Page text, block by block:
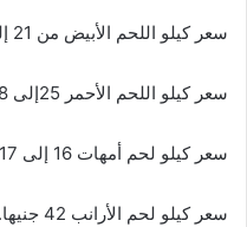
سعر كيلو اللحم الأبيض من 21 إلى 23 جنيها.
سعر كيلو اللحم الأحمر 25إلى 28 جنيها.
سعر كيلو لحم أمهات 16 إلى 17 جنيها.
سعر كيلو لحم الأرانب 42 جنيها.